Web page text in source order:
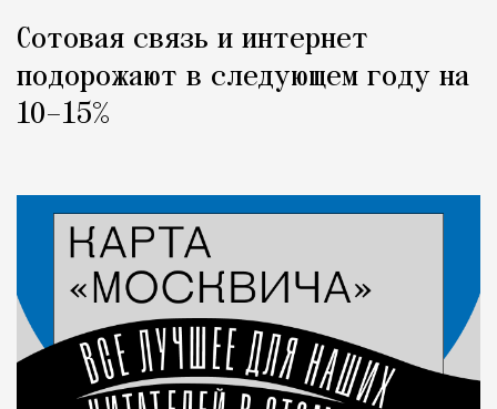
Сотовая связь и интернет
подорожают в следующем году на
10–15%